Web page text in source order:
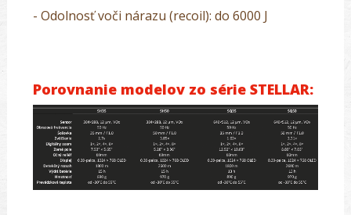
- Odolnosť voči nárazu (recoil): do 6000 J
Porovnanie modelov zo série STELLAR: